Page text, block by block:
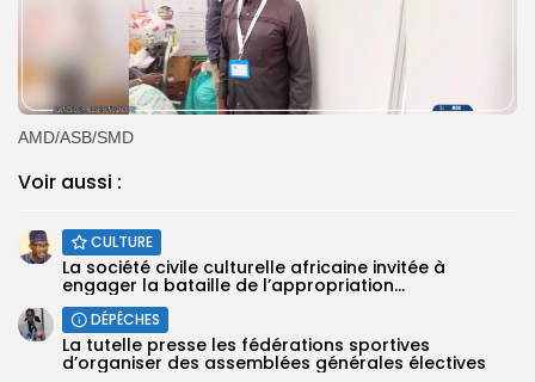
AMD/ASB/SMD
Voir aussi :
CULTURE
La société civile culturelle africaine invitée à
engager la bataille de l’appropriation...
DÉPÊCHES
La tutelle presse les fédérations sportives
d’organiser des assemblées générales électives